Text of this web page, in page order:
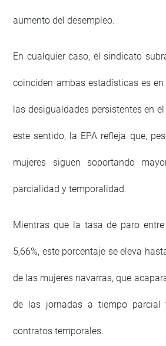
aumento del desempleo.
En cualquier caso, el sindicato
coinciden ambas estadísticas es
las desigualdades persistentes en
este sentido, la EPA refleja que,
mujeres siguen soportando
parcialidad y temporalidad.
Mientras que la tasa de paro
5,66%, este porcentaje se eleva
de las mujeres navarras, que
de las jornadas a tiempo parcial
contratos temporales.